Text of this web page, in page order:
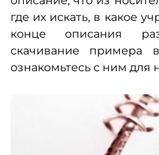
где их искать, в какое
конце описания
скачивание примера
ознакомьтесь с ним для